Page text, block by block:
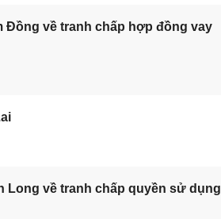
Đồng về tranh chấp hợp đồng vay
Long về tranh chấp quyền sử dụng